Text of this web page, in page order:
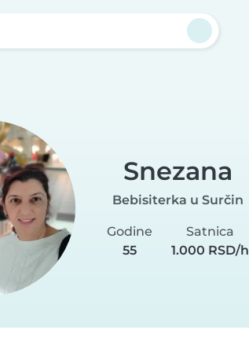
Snezana
Bebisiterka u Surčin
Godine
55
Satnica
1.000 RSD/h